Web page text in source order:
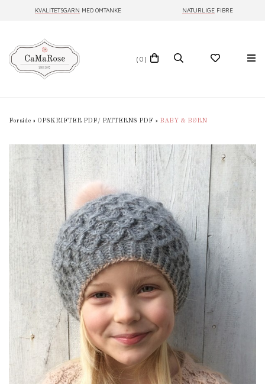
KVALITETSGARN MED OMTANKE NATURLIGE FIBRE
(0)
Forside » OPSKRIFTER PDF/ PATTERNS PDF » BABY & BØRN